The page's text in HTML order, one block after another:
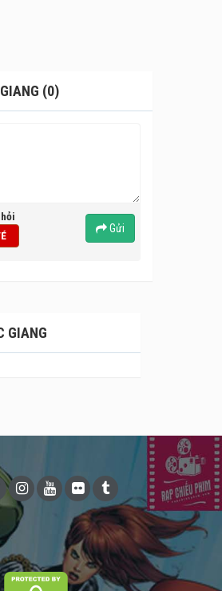
phòng chiếu phim với
về chất lượng sản
(0)
Gửi
GIANG